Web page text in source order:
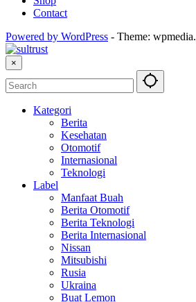
Contact
Powered by WordPress - Theme: wpmedia.
×
Kategori
Berita
Kesehatan
Otomotif
Internasional
Teknologi
Label
Manfaat Buah
Berita Otomotif
Berita Teknologi
Berita Internasional
Nissan
Mitsubishi
Rusia
Ukraina
Buat Lemon